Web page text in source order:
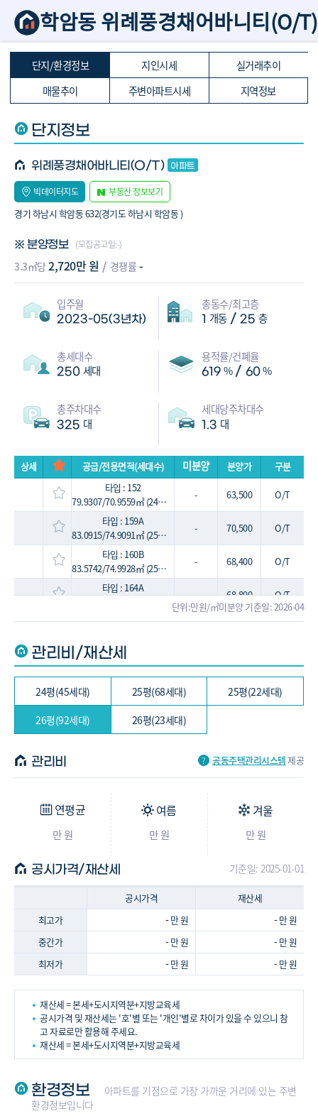
학암동 위례풍경채어바니티(O/
단지/환경정보 지인시세
실거래추이
매물추이
주변아파트시세 지역정보
단지정보
위례풍경채어바니티(O/T)
빅데이터지도 부동산 정보보기
경기 하남시 학암동 632(경기도 하남시 학암동 )
※ 분양정보 (모집공고일:-)
3.3㎡당2,720만 원 경쟁률 -
입주월
2023-05(3년차)
총동수/최고층
1 개동 / 25 층
총세대수
250 세대
용적률/건폐율
619 % / 60%
총주차대수
325 대
세대당주차대수
1.3 대
상세 공급/전용면적(세대수) 미분양 분양가
구분
타입 : 152
79.9307/70.9559㎡ (24평, 45세대)
- 63,500
O/T
타입 : 159A
83.0915/74.9091㎡ (25평, 68세대)
- 70,500
O/T
타입 : 160B
83.5742/74.9928㎡ (25평, 22세대)
- 68,400
O/T
타입 : 164A
- 68,800
O/T
타입 : 164B
단위:만원/㎡미분양 기준일: 2026-04
관리비/재산세
24평(45세대) 25평(68세대)
25평(22세대)
26평(92세대)
26평(23세대)
관리비 공동주택관리시스템제공
연평균
만 원
여름
만 원
겨울
만 원
공시가격/재산세 기준일: 2025-01-01
공시가격
재산세
최고가
-만 원 -만 원
중간가
-만 원 -만 원
최저가
-만 원 -만 원
재산세 = 본세+도시지역분+지방교육세
공시가격 및 재산세는 '호'별 또는 '개인'별로 차이가 있을 수 있으니 참
고 자료로만 활용해 주세요.
재산세 = 본세+도시지역분+지방교육세
환경정보
아파트를 기점으로 가장 가까운 거리에 있는 주변
환경정보입니다